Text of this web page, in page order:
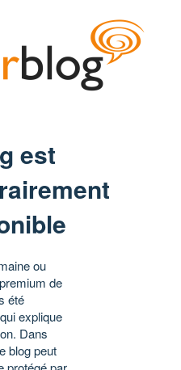
est
ou
de
été
explique
Dans
blog peut